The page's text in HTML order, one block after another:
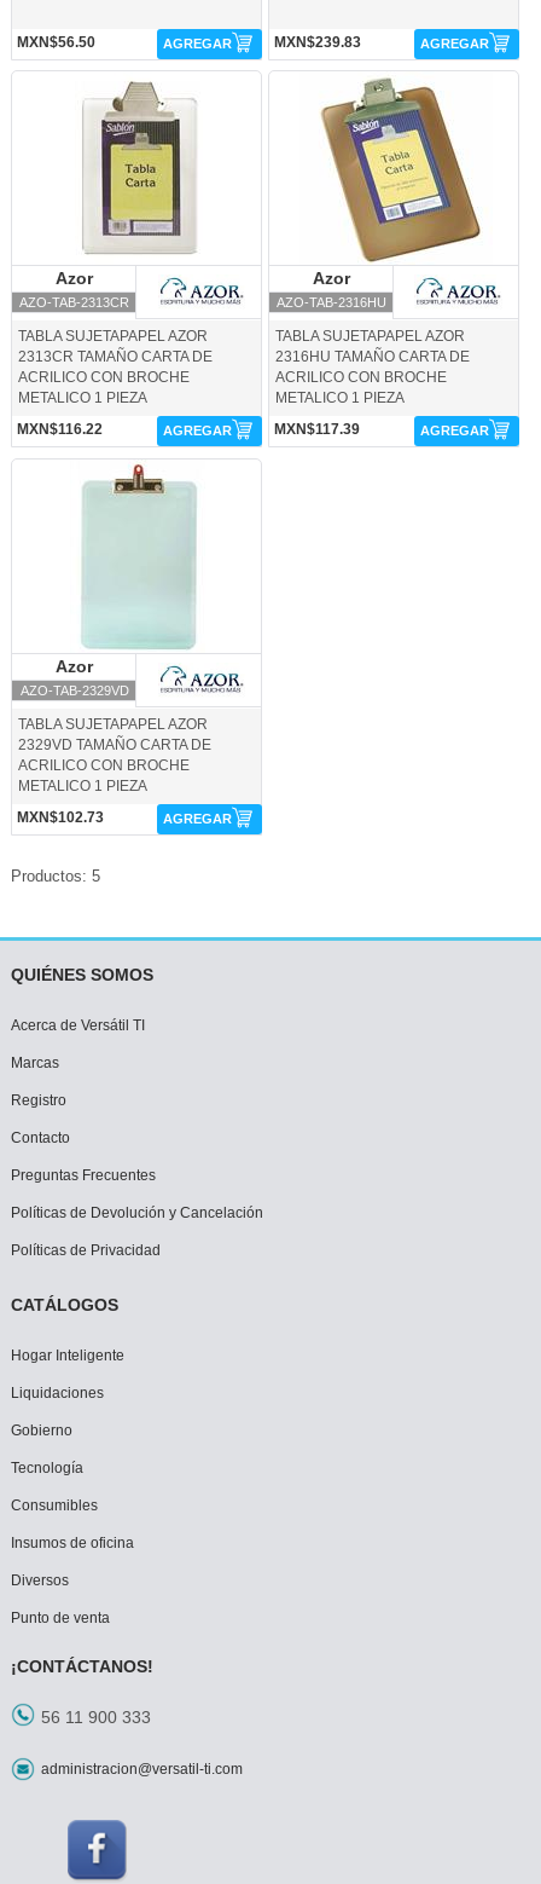
MXN$56.50 AGREGAR MXN$239.83 AGREGAR
AZO-TAB-2313CR-Azor
Azor
AZO-TAB-2313CR
TABLA SUJETAPAPEL AZOR
2313CR TAMAÑO CARTA DE
ACRILICO CON BROCHE
METALICO 1 PIEZA
MXN$116.22
AGREGAR
AZO-TAB-2316HU-Azor
Azor
AZO-TAB-2316HU
TABLA SUJETAPAPEL AZOR
2316HU TAMAÑO CARTA DE
ACRILICO CON BROCHE
METALICO 1 PIEZA
MXN$117.39
AGREGAR
AZO-TAB-2329VD-Azor
Azor
AZO-TAB-2329VD
TABLA SUJETAPAPEL AZOR
2329VD TAMAÑO CARTA DE
ACRILICO CON BROCHE
METALICO 1 PIEZA
MXN$102.73
AGREGAR
Productos: 5
QUIÉNES SOMOS
Acerca de Versátil TI
Marcas
Registro
Contacto
Preguntas Frecuentes
Políticas de Devolución y Cancelación
Políticas de Privacidad
CATÁLOGOS
Hogar Inteligente
Liquidaciones
Gobierno
Tecnología
Consumibles
Insumos de oficina
Diversos
Punto de venta
¡CONTÁCTANOS!
56 11 900 333
administracion@versatil-ti.com